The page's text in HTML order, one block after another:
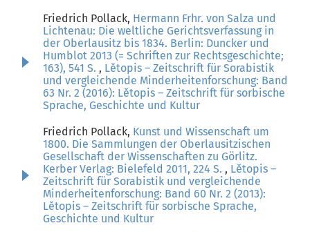
Friedrich Pollack, Hermann Frhr. von Salza und
Lichtenau: Die weltliche Gerichtsverfassung in
der Oberlausitz bis 1834. Berlin: Duncker und
Humblot 2013 (= Schriften zur Rechtsgeschichte;
163), 541 S. , Lětopis – Zeitschrift für Sorabistik
und vergleichende Minderheitenforschung: Band
63 Nr. 2 (2016): Lětopis – Zeitschrift für sorbische
Sprache, Geschichte und Kultur
Friedrich Pollack, Kunst und Wissenschaft um
1800. Die Sammlungen der Oberlausitzischen
Gesellschaft der Wissenschaften zu Görlitz.
Kerber Verlag: Bielefeld 2011, 224 S. , Lětopis –
Zeitschrift für Sorabistik und vergleichende
Minderheitenforschung: Band 60 Nr. 2 (2013):
Lětopis – Zeitschrift für sorbische Sprache,
Geschichte und Kultur